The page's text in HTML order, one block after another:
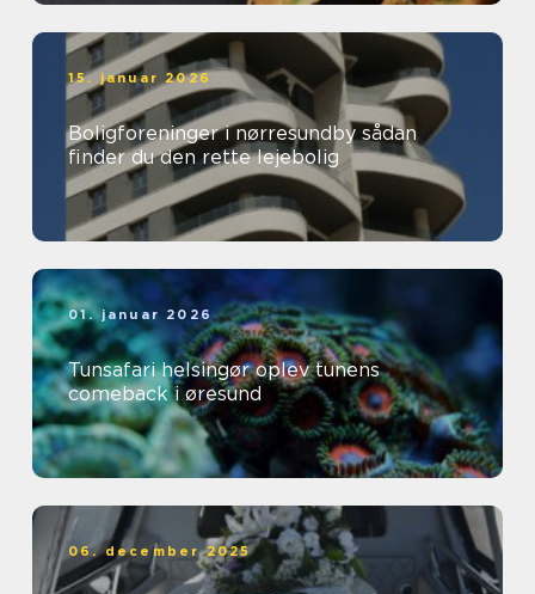
15. januar 2026
Boligforeninger i nørresundby sådan
finder du den rette lejebolig
01. januar 2026
Tunsafari helsingør oplev tunens
comeback i øresund
06. december 2025